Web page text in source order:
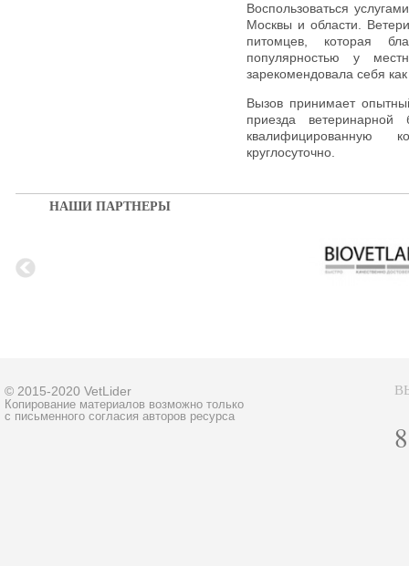
Воспользоваться
Москвы и области.
питомцев, которая
популярностью у
зарекомендовала себя
Вызов принимает
приезда
квалифицированную
круглосуточно.
НАШИ ПАРТНЕРЫ
© 2015-2020 VetLider
Копирование материалов возможно только
с письменного согласия авторов ресурса